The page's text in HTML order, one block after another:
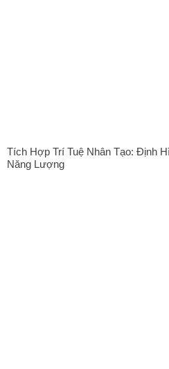
Tích Hợp Trí Tuệ Nhân Tạo: Định
Năng Lượng